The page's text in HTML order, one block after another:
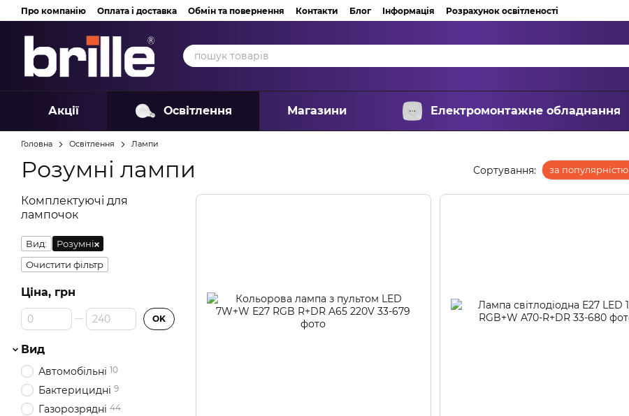
Перейти до основного контенту
Про компанію Оплата і доставка Обмін та повернення Контакти Блог Інформація Розрахунок освітленості
Акції Освітлення Магазини Електромонтажне обладнання
Головна Освітлення Лампи
Розумні лампи Сортування: за популярністю
Комплектуючі для
лампочок
Вид:
Розумні
Очистити фільтр
Ціна, грн
Від Ціна, грн
До Ціна, грн OK
Вид
Автомобільні 10
Бактерицидні 9
Газорозрядні 44